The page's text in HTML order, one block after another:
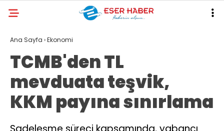
GALERİ VİDEO
ANTALYA
EKONOMI
POLITIKA
Ana Sayfa ›Ekonomi
TCMB'den TL
mevduata teşvik,
KKM payına sınırlama